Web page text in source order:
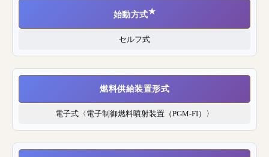
始動方式★
セルフ式
燃料供給装置形式
電子式〈電子制御燃料噴射装置（PGM-FI）〉